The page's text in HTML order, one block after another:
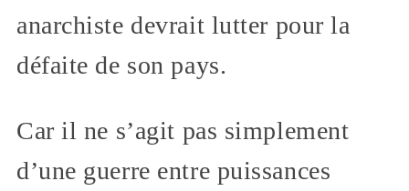
anarchiste devrait lutter pour la
défaite de son pays.
Car il ne s’agit pas simplement
d’une guerre entre puissances